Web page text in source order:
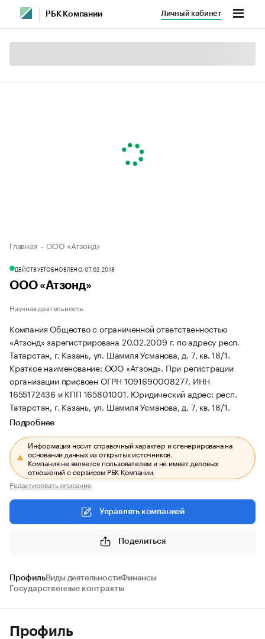
РБК Компании Личный кабинет
Главная ООО «Атзонд»
ДЕЙСТВУЕТОБНОВЛЕНО, 07.02.2018
ООО «Атзонд»
Научная деятельность
Компания Общество с ограниченной ответственностью
«Атзонд» зарегистрирована 20.02.2009 г. по адресу респ.
Татарстан, г. Казань, ул. Шамиля Усманова, д. 7, кв. 18/1.
Краткое наименование: ООО «Атзонд». При регистрации
организации присвоен ОГРН 1091690008277, ИНН
1655172436 и КПП 165801001. Юридический адрес: респ.
Татарстан, г. Казань, ул. Шамиля Усманова, д. 7, кв. 18/1.
Подробнее
Информация носит справочный характер и сгенерирована на
основании данных из открытых источников.
Компания не является пользователем и не имеет деловых
отношений с сервисом РБК Компании.
Редактировать описание
Управлять компанией
Поделиться
ПрофильВиды деятельностиФинансы
Государственные контракты
Профиль